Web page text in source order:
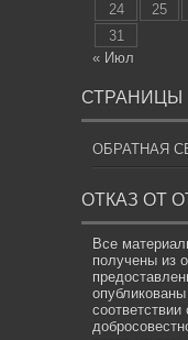
24
25
31
« Июл
СТРАНИЦЫ
ОБРАТНАЯ
ОТКАЗ ОТ
Все
получены из